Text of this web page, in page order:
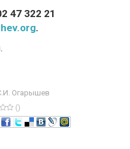
47 322 21
.
Огарышев
()